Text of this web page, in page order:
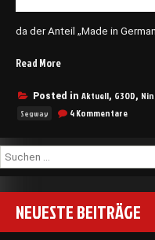
da der Anteil „Made in
Read More„Entscheidung
Posted in Aktuell, G30D,
Segway 4 Kommentarezu
Suchen
nach:
NEUESTE BEITRÄGE